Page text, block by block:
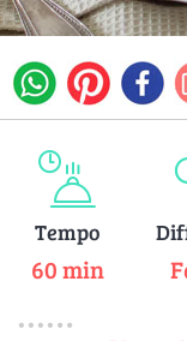
Tempo
60 min